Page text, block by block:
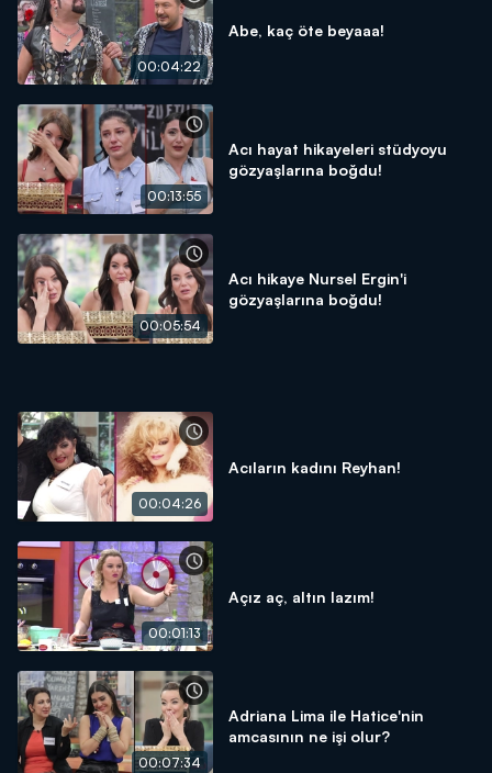
00:04:22
Abe, kaç öte beyaaa!
00:13:55
Acı hayat hikayeleri stüdyoyu
gözyaşlarına boğdu!
00:05:54
Acı hikaye Nursel Ergin'i
gözyaşlarına boğdu!
00:04:26
Acıların kadını Reyhan!
00:01:13
Açız aç, altın lazım!
00:07:34
Adriana Lima ile Hatice'nin
amcasının ne işi olur?